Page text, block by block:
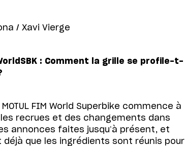
/ Xavi Vierge
: Comment la grille se profile-t-
FIM World Superbike commence à
recrues et des changements dans
annonces faites jusqu’à présent, et
déjà que les ingrédients sont réunis pour